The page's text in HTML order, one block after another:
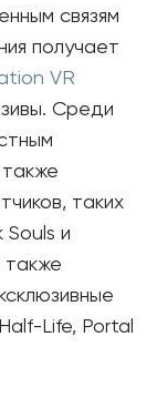
связям
получает
VR
Среди
таких
Souls и
Life, Portal